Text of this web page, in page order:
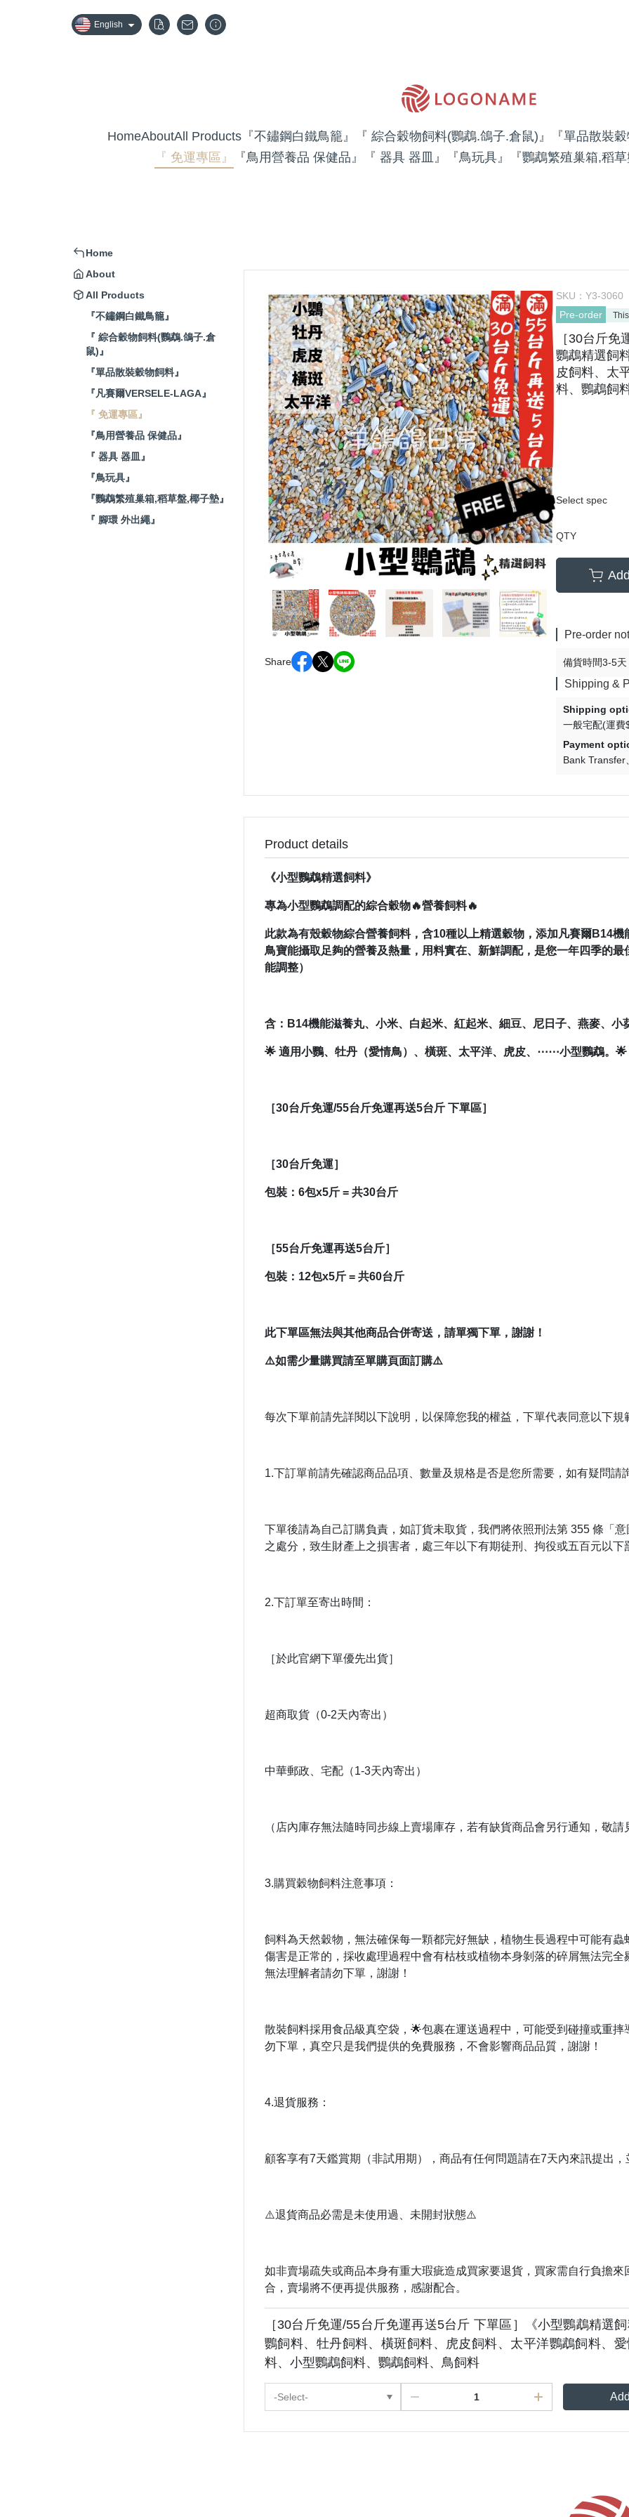
English
HomeAboutAll Products『不鏽鋼白鐵鳥籠』 『 綜合穀物飼料(鸚鵡.鴿子.倉鼠)』
『單品散裝
『 免運專區』
『鳥用營養品 保健品』 『 器具 器皿』 『鳥玩具』 『鸚鵡繁殖巢箱,稻
Home
About
All Products
『不鏽鋼白鐵鳥籠』
『 綜合穀物飼料(鸚鵡.鴿子.倉
鼠)』
『單品散裝穀物飼料』
『凡賽爾VERSELE-LAGA』
『 免運專區』
『鳥用營養品 保健品』
『 器具 器皿』
『鳥玩具』
『鸚鵡繁殖巢箱,稻草盤,椰子墊』
『 腳環 外出繩』
Share
SKU：Y3-3060
Pre-order
［30台斤
鸚鵡精選飼
皮飼料、太
料、鸚鵡飼
Select spec
QTY
Pre-order
備貨時間3-5天
Shipping &
Shipping
一般宅配(運費
Payment
Bank Transfer
Product details
《小型鸚鵡精選飼料》
專為小型鸚鵡調配的綜合穀物🔥營養飼料🔥
此款為有殼穀物綜合營養飼料，含10種以上精選穀物，添加凡賽爾B14
鳥寶能攝取足夠的營養及熱量，用料實在、新鮮調配，是您一年四季的
能調整）
含：B14機能滋養丸、小米、白起米、紅起米、細豆、尼日子、燕麥、
🌟 適用小鸚、牡丹（愛情鳥）、橫斑、太平洋、虎皮、⋯⋯小型鸚鵡。🌟
［30台斤免運/55台斤免運再送5台斤 下單區］
［30台斤免運］
包裝：6包x5斤 = 共30台斤
［55台斤免運再送5台斤］
包裝：12包x5斤 = 共60台斤
此下單區無法與其他商品合併寄送，請單獨下單，謝謝！
⚠️如需少量購買請至單購頁面訂購⚠️
每次下單前請先詳閱以下說明，以保障您我的權益，下單代表同意以下規
1.下訂單前請先確認商品品項、數量及規格是否是您所需要，如有疑問請
下單後請為自己訂購負責，如訂貨未取貨，我們將依照刑法第 355 條「
之處分，致生財產上之損害者，處三年以下有期徒刑、拘役或五百元以下
2.下訂單至寄出時間：
［於此官網下單優先出貨］
超商取貨（0-2天內寄出）
中華郵政、宅配（1-3天內寄出）
（店內庫存無法隨時同步線上賣場庫存，若有缺貨商品會另行通知，敬請
3.購買穀物飼料注意事項：
飼料為天然穀物，無法確保每一顆都完好無缺，植物生長過程中可能有
傷害是正常的，採收處理過程中會有枯枝或植物本身剝落的碎屑無法完
無法理解者請勿下單，謝謝！
散裝飼料採用食品級真空袋，🌟包裹在運送過程中，可能受到碰撞或重
勿下單，真空只是我們提供的免費服務，不會影響商品品質，謝謝！
4.退貨服務：
顧客享有7天鑑賞期（非試用期），商品有任何問題請在7天內來訊提出
⚠️退貨商品必需是未使用過、未開封狀態⚠️
如非賣場疏失或商品本身有重大瑕疵造成買家要退貨，買家需自行負擔
合，賣場將不便再提供服務，感謝配合。
［30台斤免運/55台斤免運再送5台斤 下單區］《小型鸚鵡精選
鸚飼料、牡丹飼料、橫斑飼料、虎皮飼料、太平洋鸚鵡飼料、
料、小型鸚鵡飼料、鸚鵡飼料、鳥飼料
-Select-